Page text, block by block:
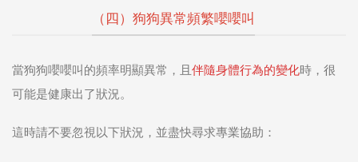
（四）狗狗異常頻繁嚶嚶叫
當狗狗嚶嚶叫的頻率明顯異常，且 伴隨身體行為的變化時，很
可能是健康出了狀況。
這時請不要忽視以下狀況，並盡快尋求專業協助：